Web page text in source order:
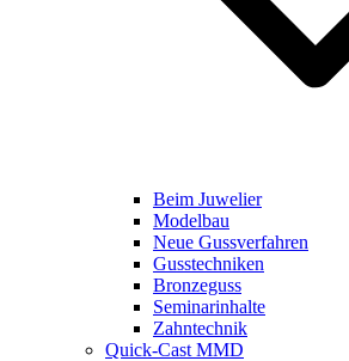
Beim Juwelier
Modelbau
Neue Gussverfahren
Gusstechniken
Bronzeguss
Seminarinhalte
Zahntechnik
Quick-Cast MMD